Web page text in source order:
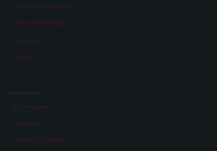
Datenschutzerklärung
Cookie-Einstellungen
Impressum
Presse
Erinnerungen
Krieg & Film
Weltkrieg in Zahlen